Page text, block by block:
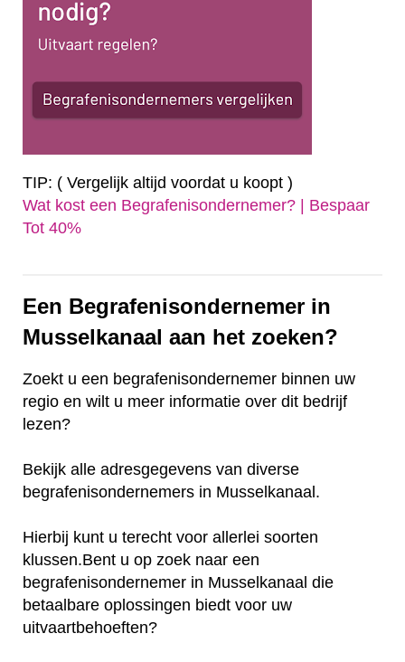
TIP: ( Vergelijk altijd voordat u koopt )
Wat kost een Begrafenisondernemer? | Bespaar
Tot 40%‎
Een Begrafenisondernemer in
Musselkanaal aan het zoeken?
Zoekt u een begrafenisondernemer binnen uw
regio en wilt u meer informatie over dit bedrijf
lezen?
Bekijk alle adresgegevens van diverse
begrafenisondernemers in Musselkanaal.
Hierbij kunt u terecht voor allerlei soorten
klussen.Bent u op zoek naar een
begrafenisondernemer in Musselkanaal die
betaalbare oplossingen biedt voor uw
uitvaartbehoeften?